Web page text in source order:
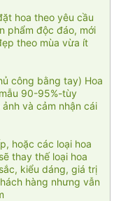
hoa theo yêu cầu
phẩm độc đáo, mới
theo mùa vừa ít
công bằng tay) Hoa
90-95%-tùy
và cảm nhận cái
hoặc các loại hoa
thay thế loại hoa
kiểu dáng, giá trị
hàng nhưng vẫn